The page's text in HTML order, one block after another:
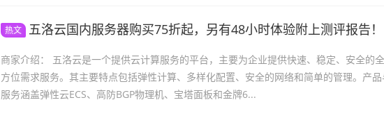
热文 五洛云国内服务器购买75折起，另有48小时体验附上测评报告！
商家介绍： 五洛云是一个提供云计算服务的平台，主要为企业提供快速、稳定、安全的全
方位需求服务。其主要特点包括弹性计算、多样化配置、安全的网络和简单的管理。产品
服务涵盖弹性云ECS、高防BGP物理机、宝塔面板和金牌6...